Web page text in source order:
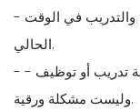
- اطلب من المديرين التحقق الفوري والتوقيع، والتدريب في الوقت
الحالي.
- تعامل مع الأخطاء المتكررة على أنها مشكلة تدريب أو توظيف -
وليست مشكلة ورقية.